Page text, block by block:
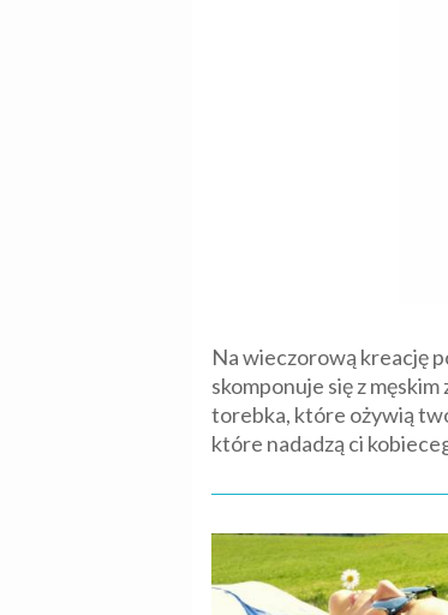
Na wieczorową kreację
skomponuje się z
torebka, które ożywią
które nadadzą ci